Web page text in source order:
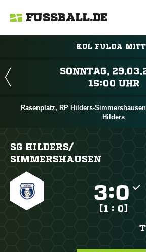
FUSSBALL.DE
KOL FULDA

 
Rasenplatz, RP Hilders-
Hilders
SG HILDERS/​
SIMMERSHAUSEN
:
[1 : 0]